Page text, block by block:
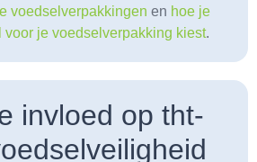
voedselverpakkingen en hoe je
voor je voedselverpakking kiest.
invloed op tht-